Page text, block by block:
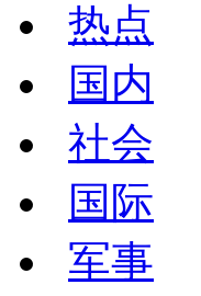
热点
国内
社会
国际
军事